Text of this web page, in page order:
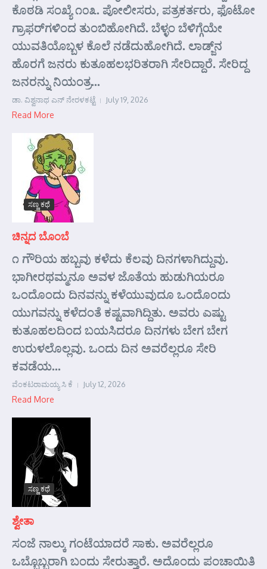
ಕೊಠಡಿ ಸಂಖ್ಯೆ ೧೦೩. ಪೋಲೀಸರು, ಪತ್ರಕರ್ತರು, ಫೊಟೋ
ಗ್ರಾಫರ್‌ಗಳಿಂದ ತುಂಬಿಹೋಗಿದೆ. ಬೆಳ್ಳಂ ಬೆಳಿಗ್ಗೆಯೇ
ಯುವತಿಯೊಬ್ಬಳ ಕೊಲೆ ನಡೆದುಹೋಗಿದೆ. ಲಾಡ್ಜ್‌ನ
ಹೊರಗೆ ಜನರು ಕುತೂಹಲಭರಿತರಾಗಿ ಸೇರಿದ್ದಾರೆ. ಸೇರಿದ್ದ
ಜನರನ್ನು ನಿಯಂತ್ರ...
ಡಾ. ವಿಶ್ವನಾಥ ಎನ್ ನೇರಳಕಟ್ಟೆ July 19, 2026
Read More
ಸಣ್ಣ ಕಥೆ
ಚಿನ್ನದ ಬೊಂಬೆ
೧ ಗೌರಿಯ ಹಬ್ಬವು ಕಳೆದು ಕೆಲವು ದಿನಗಳಾಗಿದ್ದುವು.
ಭಾಗೀರಥಮ್ಮನೂ ಅವಳ ಜೊತೆಯ ಹುಡುಗಿಯರೂ
ಒಂದೊಂದು ದಿನವನ್ನು ಕಳೆಯುವುದೂ ಒಂದೊಂದು
ಯುಗವನ್ನು ಕಳೆದಂತೆ ಕಷ್ಟವಾಗಿದ್ದಿತು. ಅವರು ಎಷ್ಟು
ಕುತೂಹಲದಿಂದ ಬಯಸಿದರೂ ದಿನಗಳು ಬೇಗ ಬೇಗ
ಉರುಳಲೊಲ್ಲವು. ಒಂದು ದಿನ ಅವರೆಲ್ಲರೂ ಸೇರಿ
ಕವಡೆಯ...
ವೆಂಕಟರಾಮಯ್ಯ ಸಿ ಕೆ July 12, 2026
Read More
ಸಣ್ಣ ಕಥೆ
ಶ್ವೇತಾ
ಸಂಜೆ ನಾಲ್ಕು ಗಂಟೆಯಾದರೆ ಸಾಕು. ಅವರೆಲ್ಲರೂ
ಒಬ್ಬೊಬ್ಬರಾಗಿ ಬಂದು ಸೇರುತ್ತಾರೆ. ಅದೊಂದು ಪಂಚಾಯಿತಿ